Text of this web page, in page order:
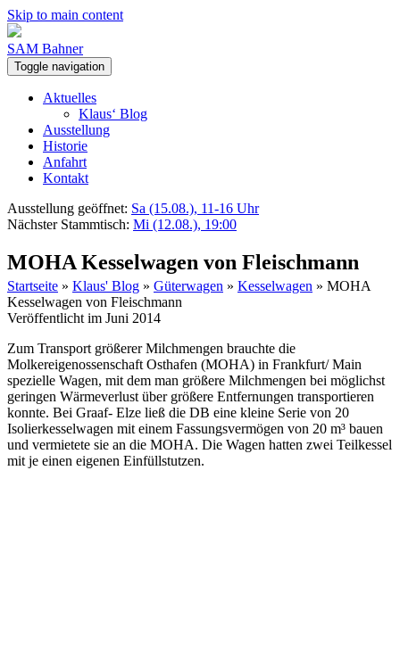
Skip to main content
SAM Bahner
Toggle navigation
Aktuelles
Klaus‘ Blog
Ausstellung
Historie
Anfahrt
Kontakt
Ausstellung geöffnet: Sa (15.08.), 11-16 Uhr
Nächster Stammtisch: Mi (12.08.), 19:00
MOHA Kesselwagen von Fleischmann
Startseite » Klaus' Blog » Güterwagen » Kesselwagen » MOHA
Kesselwagen von Fleischmann
Veröffentlicht im Juni 2014
Zum Transport größerer Milchmengen brauchte die
Molkereigenossenschaft Osthafen (MOHA) in Frankfurt/ Main
spezielle Wagen, mit dem man größere Milchmengen bei möglichst
geringen Wärmeverlust über größere Entfernungen transportieren
konnte. Bei Graaf- Elze ließ die DB eine kleine Serie von 20
Isolierkesselwagen mit einem Fassungsvermögen von 20 m³ bauen
und vermietete sie an die MOHA. Die Wagen hatten zwei Teilkessel
mit je einen eigenen Einfüllstutzen.